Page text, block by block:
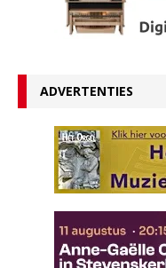
ADVERTENTIES